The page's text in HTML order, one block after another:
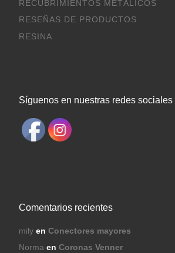
RECUBRIMIENTOS METÁLICOS
RESEÑAS DE PRODUCTOS
RESINA
Síguenos en nuestras redes sociales
Comentarios recientes
milyen Conectores mayores
Normaen Coronas Venner